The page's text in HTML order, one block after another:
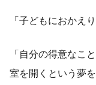
「子どもにおかえ
「自分の得意なこ
室を開くという夢を